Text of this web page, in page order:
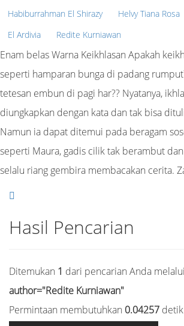
Habiburrahman El Shirazy Helvy Tiana Rosa
El Ardivia
Redite Kurniawan
Enam belas Warna Keikhlasan Apakah
seperti hamparan bunga di padang
tetesan embun di pagi har?? Nyatanya,
diungkapkan dengan kata dan tak bisa
Namun ia dapat ditemui pada beragam
seperti Maura, gadis cilik tak berambut
selalu riang gembira membacakan cerita.
Hasil Pencarian
Ditemukan 1 dari pencarian Anda
author="Redite Kurniawan"
Permintaan membutuhkan 0.04257